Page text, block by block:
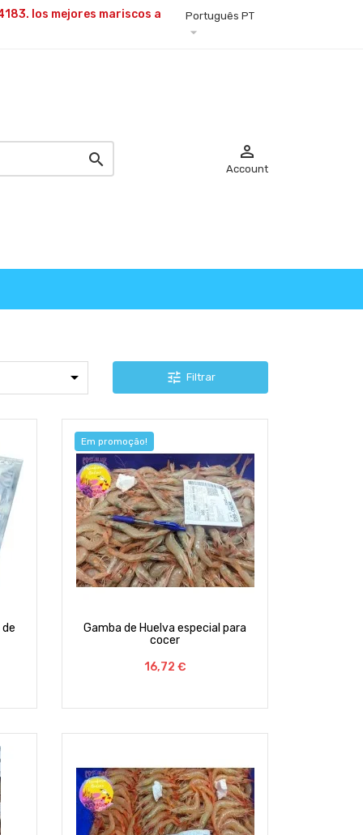
los mejores mariscos a
Português PT

 
Account
 tune Filtrar
Em promoção!
Gamba de Huelva especial para
cocer
Preço
16,72 €